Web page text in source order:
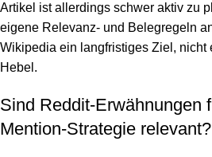
Artikel ist allerdings schwer aktiv zu
eigene Relevanz- und Belegregeln
Wikipedia ein langfristiges Ziel, nicht
Hebel.
Sind Reddit-Erwähnungen
Mention-Strategie relevant?